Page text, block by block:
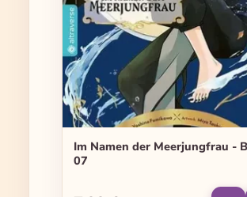
Im Namen der Meerjungfrau -
07